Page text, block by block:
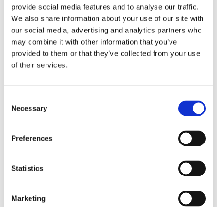
provide social media features and to analyse our traffic.
We also share information about your use of our site with
our social media, advertising and analytics partners who
may combine it with other information that you’ve
provided to them or that they’ve collected from your use
of their services.
Selection
Necessary
Preferences
Statistics
Marketing
Storaffären: Kongsberg
Maritime köper Berg